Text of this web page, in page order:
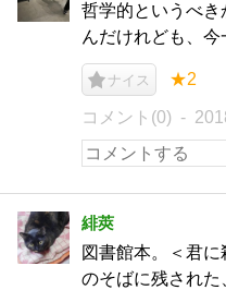
哲学的というべ
んだけれども、今
ナイス ★2
コメント(0)
緋莢
図書館本。＜君
のそばに残され